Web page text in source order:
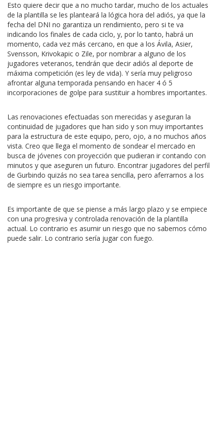
Esto quiere decir que a no mucho tardar, mucho de los actuales
de la plantilla se les planteará la lógica hora del adiós, ya que la
fecha del DNI no garantiza un rendimiento, pero si te va
indicando los finales de cada ciclo, y, por lo tanto, habrá un
momento, cada vez más cercano, en que a los Ávila, Asier,
Svensson, Krivokapic o Zile, por nombrar a alguno de los
jugadores veteranos, tendrán que decir adiós al deporte de
máxima competición (es ley de vida). Y sería muy peligroso
afrontar alguna temporada pensando en hacer 4 ó 5
incorporaciones de golpe para sustituir a hombres importantes.
Las renovaciones efectuadas son merecidas y aseguran la
continuidad de jugadores que han sido y son muy importantes
para la estructura de este equipo, pero, ojo, a no muchos años
vista. Creo que llega el momento de sondear el mercado en
busca de jóvenes con proyección que pudieran ir contando con
minutos y que aseguren un futuro. Encontrar jugadores del perfil
de Gurbindo quizás no sea tarea sencilla, pero aferrarnos a los
de siempre es un riesgo importante.
Es importante de que se piense a más largo plazo y se empiece
con una progresiva y controlada renovación de la plantilla
actual. Lo contrario es asumir un riesgo que no sabemos cómo
puede salir. Lo contrario sería jugar con fuego.